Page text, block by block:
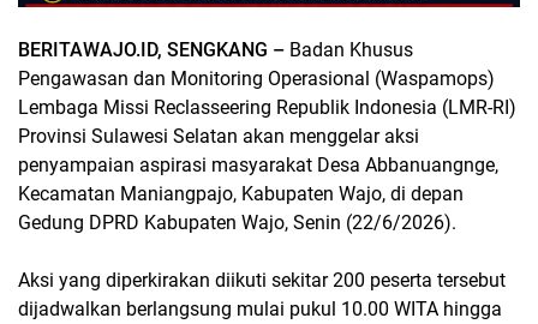
BERITAWAJO.ID, SENGKANG – Badan Khusus
Pengawasan dan Monitoring Operasional (Waspamops)
Lembaga Missi Reclasseering Republik Indonesia (LMR-RI)
Provinsi Sulawesi Selatan akan menggelar aksi
penyampaian aspirasi masyarakat Desa Abbanuangnge,
Kecamatan Maniangpajo, Kabupaten Wajo, di depan
Gedung DPRD Kabupaten Wajo, Senin (22/6/2026).
Aksi yang diperkirakan diikuti sekitar 200 peserta tersebut
dijadwalkan berlangsung mulai pukul 10.00 WITA hingga